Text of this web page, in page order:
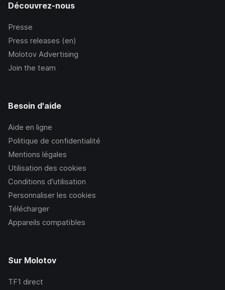
Découvrez-nous
Presse
Press releases (en)
Molotov Advertising
Join the team
Besoin d'aide
Aide en ligne
Politique de confidentialité
Mentions légales
Utilisation des cookies
Conditions d’utilisation
Personnaliser les cookies
Télécharger
Appareils compatibles
Sur Molotov
TF1 direct